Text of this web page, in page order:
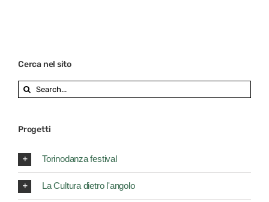
Cerca nel sito
Search
for:
Progetti
Torinodanza festival
La Cultura dietro l'angolo